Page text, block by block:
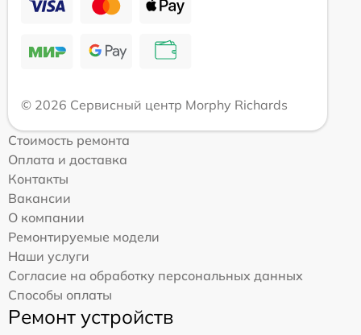
© 2026 Сервисный центр Morphy Richards
Стоимость ремонта
Оплата и доставка
Контакты
Вакансии
О компании
Ремонтируемые модели
Наши услуги
Согласие на обработку персональных данных
Способы оплаты
Ремонт устройств